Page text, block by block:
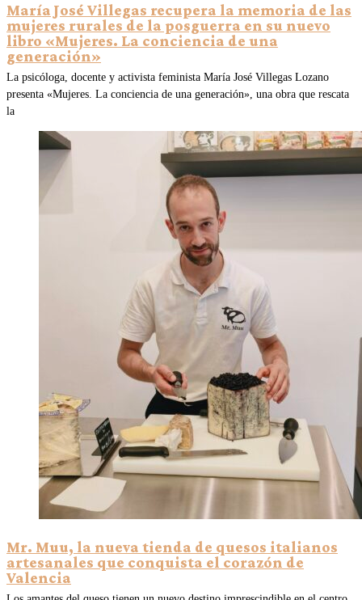
María José Villegas recupera la memoria de las
mujeres rurales de la posguerra en su nuevo
libro «Mujeres. La conciencia de una
generación»
La psicóloga, docente y activista feminista María José Villegas Lozano
presenta «Mujeres. La conciencia de una generación», una obra que rescata
la
Mr. Muu, la nueva tienda de quesos italianos
artesanales que conquista el corazón de
Valencia